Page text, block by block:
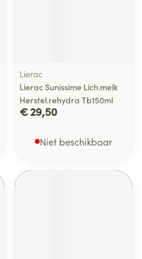
Lierac
Lierac Sunissime Lich.melk
Herstel.rehydra Tb150ml
€ 29,50
Niet beschikbaar